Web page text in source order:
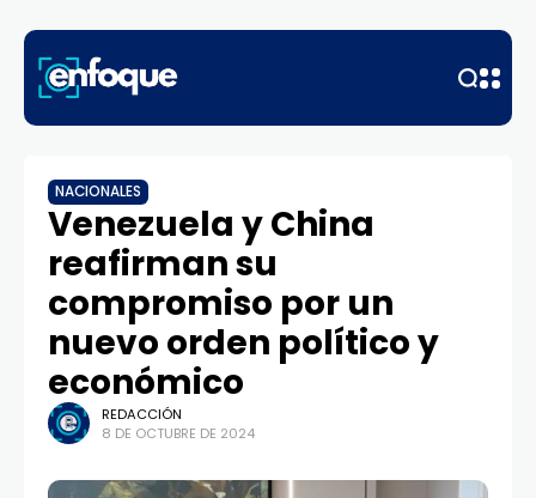
NACIONALES
Venezuela y China
reafirman su
compromiso por un
nuevo orden político y
económico
REDACCIÓN
8 DE OCTUBRE DE 2024